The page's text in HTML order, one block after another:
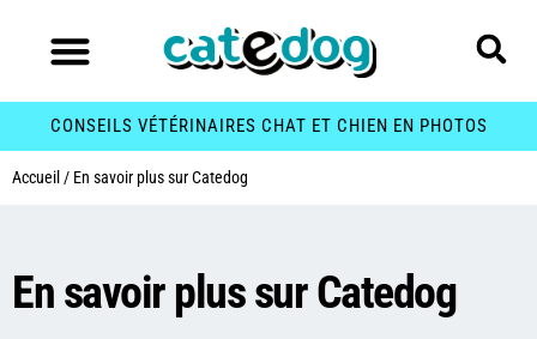
CONSEILS VÉTÉRINAIRES CHAT ET CHIEN EN PHOTOS
Accueil / En savoir plus sur Catedog
Catedog
En savoir plus sur Catedog